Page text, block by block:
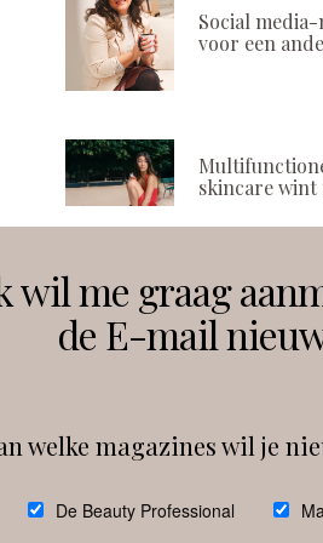
Social media-
voor een
skincare
Volg ons
wil me graag
de E-mail
welke magazines wil je
De Beauty Professional